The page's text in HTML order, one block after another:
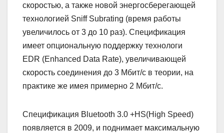
скоростью, а также новой энергосберегающей
технологией Sniff Subrating (время работы
увеличилось от 3 до 10 раз). Спецификация
имеет опциональную поддержку технологи
EDR (Enhanced Data Rate), увеличивающей
скорость соединения до 3 Мбит/с в теории, на
практике же имея примерно 2 Мбит/с.
Спецификация Bluetooth 3.0 +HS(High Speed)
появляется в 2009, и поднимает максимальную